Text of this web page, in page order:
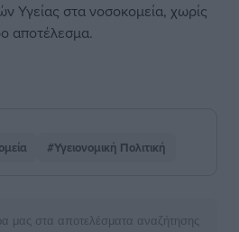
Υγείας στα νοσοκομεία, χωρίς
αποτέλεσμα.
#Υγειονομική Πολιτική
μας στα αποτελέσματα αναζήτησης